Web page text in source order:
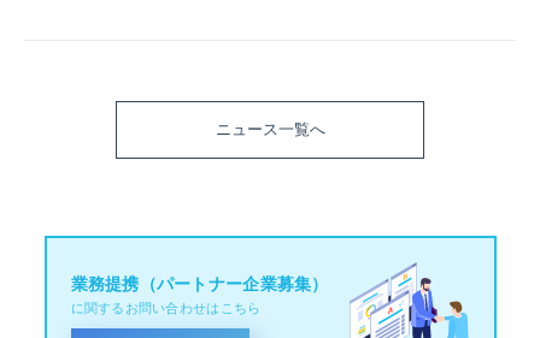
ニュース一覧へ
業務提携（パートナー企業募集）
に関するお問い合わせはこちら